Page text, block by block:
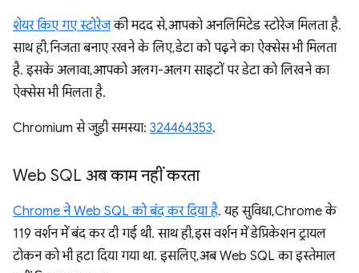
शेयर किए गए स्टोरेजकी मदद से, आपको अनलिमिटेड स्टोरेज मिलता है.
साथ ही, निजता बनाए रखने के लिए, डेटा को पढ़ने का ऐक्सेस भी मिलता
है. इसके अलावा, आपको अलग-अलग साइटों पर डेटा को लिखने का
ऐक्सेस भी मिलता है.
Chromium से जुड़ी समस्या: 324464353.
Web SQL अब काम नहीं करता
Chrome ने Web SQL को बंद कर दिया है. यह सुविधा, Chrome के
119 वर्शन में बंद कर दी गई थी. साथ ही, इस वर्शन में डेप्रिकेशन ट्रायल
टोकन को भी हटा दिया गया था. इसलिए, अब Web SQL का इस्तेमाल